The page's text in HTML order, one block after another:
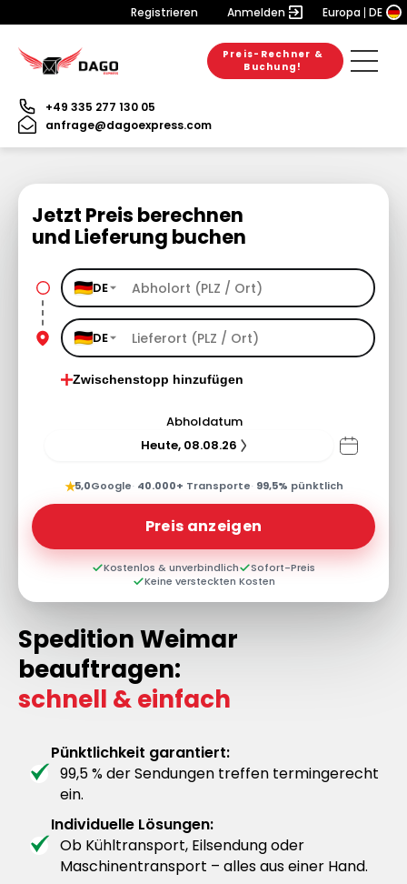
Registrieren Anmelden Europa DE
Preis-Rechner &
Buchung!
+49 335 277 130 05
anfrage@dagoexpress.com
Jetzt Preis berechnen
und Lieferung buchen
DE
DE
Zwischenstopp hinzufügen
Abholdatum
Heute, 08.08.26
★5,0Google· 40.000+ Transporte· 99,5% pünktlich
Preis anzeigen
Kostenlos & unverbindlich
Sofort-Preis
Keine versteckten Kosten
Spedition Weimar
beauftragen:
schnell & einfach
Pünktlichkeit garantiert:
99,5 % der Sendungen treffen termingerecht
ein.
Individuelle Lösungen:
Ob Kühltransport, Eilsendung oder
Maschinentransport – alles aus einer Hand.